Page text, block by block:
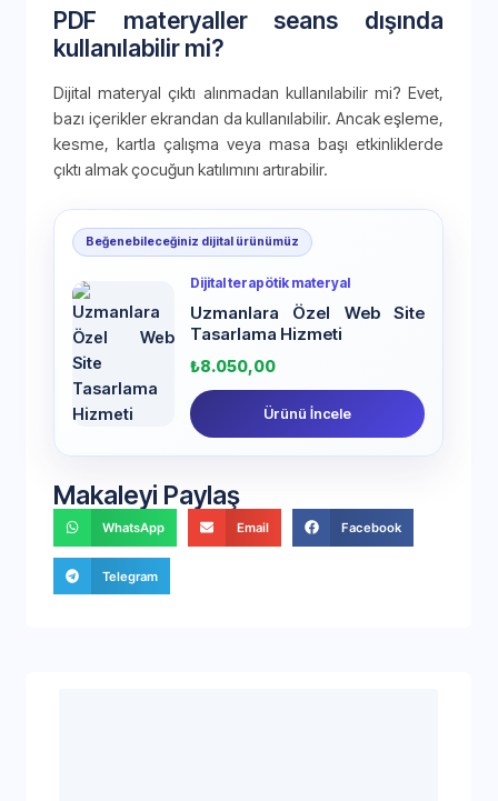
PDF materyaller seans dışında
kullanılabilir mi?
Dijital materyal çıktı alınmadan kullanılabilir mi? Evet,
bazı içerikler ekrandan da kullanılabilir. Ancak eşleme,
kesme, kartla çalışma veya masa başı etkinliklerde
çıktı almak çocuğun katılımını artırabilir.
Beğenebileceğiniz dijital ürünümüz
Dijital terapötik materyal
Uzmanlara Özel Web Site
Tasarlama Hizmeti
₺8.050,00
Ürünü İncele
Makaleyi Paylaş
WhatsApp Email Facebook
Telegram